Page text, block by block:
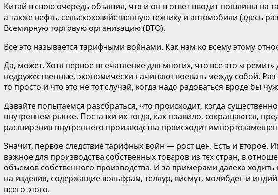
Китай в свою очередь объявил, что и он в ответ вводит пошлины на
а также нефть, сельскохозяйственную технику и автомобили
Всемирную торговую организацию (ВТО).
Все это называется тарифными войнами. Как нам ко всему этому
Да, может. Хотя первое впечатление для многих, что все это
недружественные, экономически начинают воевать между собой. Раз
то просто и что это не тот случай, когда надо радоваться вроде бы
Давайте попытаемся разобраться, что происходит, когда
внутреннем рынке. Поставки их тогда, как правило, сокращаются,
расширения внутреннего производства происходит
Значит, первое следствие тарифных войн — рост цен. Есть и второе.
важное для производства собственных товаров из тех стран, в
объемов собственного производства. И за примерами далеко
на изделия, содержащие вольфрам, теллур, висмут, молибден и
всего этого.